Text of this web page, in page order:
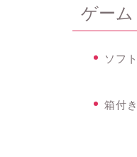
ゲー
ソフ
箱付